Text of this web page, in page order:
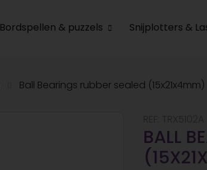
Bordspellen & puzzels Snijplotters &
Ball Bearings rubber sealed (15x21x4mm)
BALL